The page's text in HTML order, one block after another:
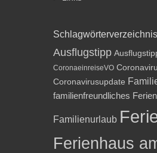
Schlagwörterverzeichnis
Ausflugstipp
CoronaeinreiseVO
Coronavirusupdate
familienfreundliches
Familienurlaub
Ferienhaus